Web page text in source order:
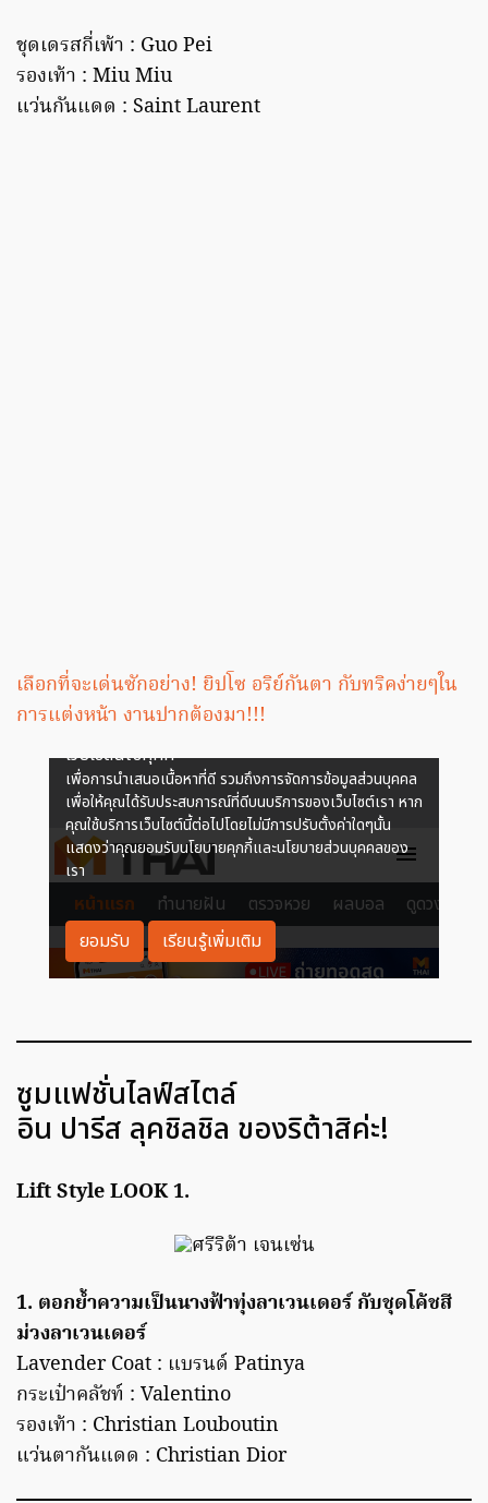
ชุดเดรสกี่เพ้า : Guo Pei
รองเท้า : Miu Miu
แว่นกันแดด : Saint Laurent
เลือกที่จะเด่นซักอย่าง! ยิปโซ อริย์กันตา กับทริคง่ายๆใน
การแต่งหน้า งานปากต้องมา!!!
ซูมแฟชั่นไลฟ์สไตล์
อิน ปารีส ลุคชิลชิล ของริต้าสิค่ะ!
Lift Style LOOK 1.
1. ตอกย้ำความเป็นนางฟ้าทุ่งลาเวนเดอร์ กับชุดโค้ชสี
ม่วงลาเวนเดอร์
Lavender Coat : แบรนด์ Patinya
กระเป๋าคลัชท์ : Valentino
รองเท้า : Christian Louboutin
แว่นตากันแดด : Christian Dior